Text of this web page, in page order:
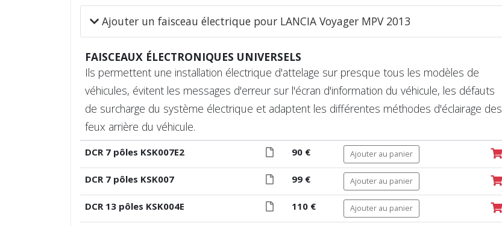
Ajouter un faisceau électrique pour LANCIA Voyager MPV 2013
FAISCEAUX ÉLECTRONIQUES UNIVERSELS
Ils permettent une installation électrique d'attelage sur presque tous les modèles de
véhicules, évitent les messages d'erreur sur l'écran d'information du véhicule, les défauts
de surcharge du système électrique et adaptent les différentes méthodes d'éclairage des
feux arrière du véhicule.
DCR 7 pôles KSK007E2 90 € Ajouter au panier
DCR 7 pôles KSK007 99 € Ajouter au panier
DCR 13 pôles KSK004E 110 € Ajouter au panier